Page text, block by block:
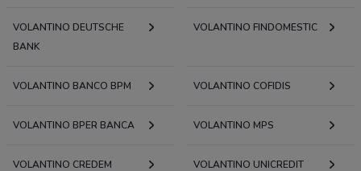
VOLANTINO DEUTSCHE
BANK
VOLANTINO FINDOMESTIC
VOLANTINO BANCO BPM VOLANTINO COFIDIS
VOLANTINO BPER BANCA VOLANTINO MPS
VOLANTINO CREDEM VOLANTINO UNICREDIT